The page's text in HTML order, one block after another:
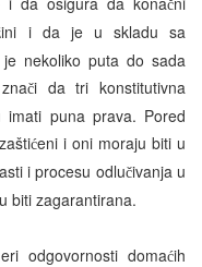
č
ini i da je u skladu sa
nekoliko puta do sada
či da tri konstitutivna
puna prava. Pored
ćeni i oni moraju biti u
i procesu odlučivanja u
biti zagarantirana.
odgovornosti domaćih